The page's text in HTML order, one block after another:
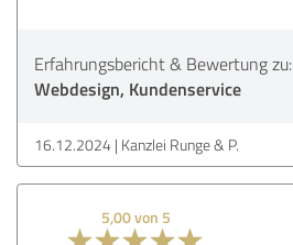
Erfahrungsbericht & Bewertung zu:
Webdesign, Kundenservice
16.12.2024 Kanzlei Runge & P.
5,00 von 5